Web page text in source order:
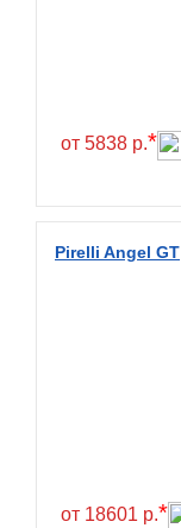
Titan
Wanmao
Wincross
от 5838 р.*
Pirelli Angel GT
от 18601 р.*